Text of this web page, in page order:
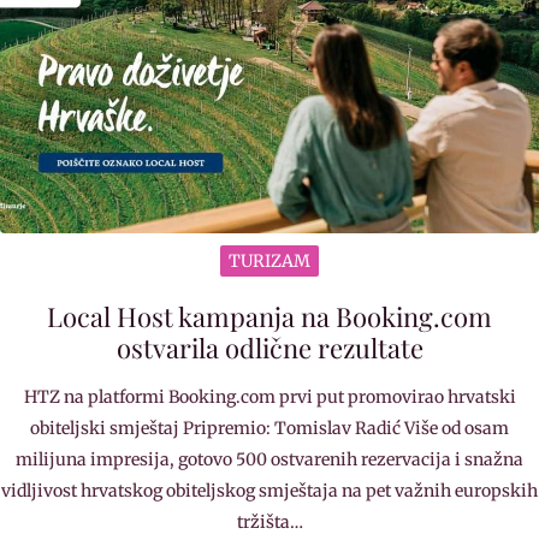
TURIZAM
Local Host kampanja na Booking.com
ostvarila odlične rezultate
HTZ na platformi Booking.com prvi put promovirao hrvatski
obiteljski smještaj Pripremio: Tomislav Radić Više od osam
milijuna impresija, gotovo 500 ostvarenih rezervacija i snažna
vidljivost hrvatskog obiteljskog smještaja na pet važnih europskih
tržišta…